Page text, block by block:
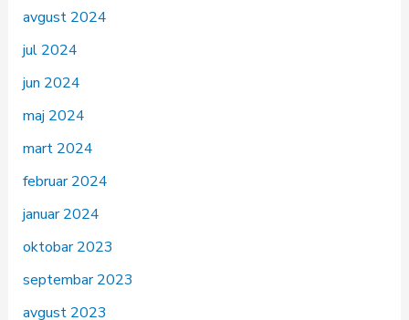
avgust 2024
jul 2024
jun 2024
maj 2024
mart 2024
februar 2024
januar 2024
oktobar 2023
septembar 2023
avgust 2023